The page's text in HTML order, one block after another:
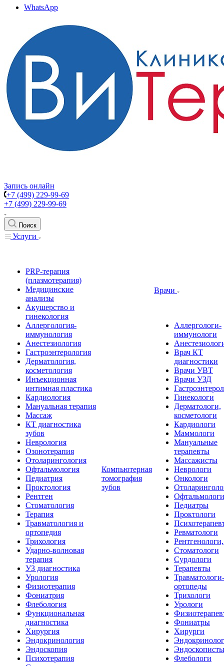
WhatsApp
Запись онлайн
+7 (499) 229-99-69
+7 (499) 229-99-69
Поиск
Услуги
PRP-терапия
(плазмотерапия)
Медицинские
анализы
Акушерство и
гинекология
Аллергология-
иммунология
Анестезиология
Гастроэнтерология
Дерматология,
косметология
Инъекционная
интимная пластика
Кардиология
Мануальная терапия
Массаж
КТ диагностика
зубов
Неврология
Озонотерапия
Отоларингология
Офтальмология
Педиатрия
Проктология
Рентген
Стоматология
Терапия
Травматология и
ортопедия
Трихология
Ударно-волновая
терапия
УЗ диагностика
Урология
Физиотерапия
Фониатрия
Флебология
Функциональная
диагностика
Хирургия
Эндокринология
Эндоскопия
Психотерапия
Компьютерная
томография
зубов
Врачи
Аллергологи-
иммунологи
Врач КТ
диагностики
Врачи УВТ
Врачи УЗД
Гинекологи
Дерматологи,
косметологи
Кардиологи
Маммологи
Мануальные
терапевты
Массажисты
Неврологи
Онкологи
Офтальмологи
Педиатры
Проктологи
Ревматологи
Стоматологи
Сурдологи
Терапевты
Травматологи-
ортопеды
Трихологи
Урологи
Фониатры
Хирурги
Эндоскописты
Флебологи